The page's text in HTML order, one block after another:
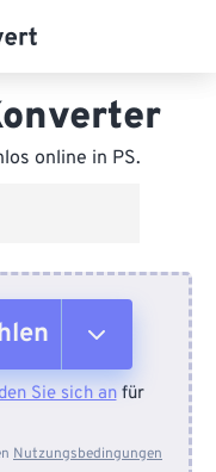
online in PS.
Sie sich anfür
Nutzungsbedingungen